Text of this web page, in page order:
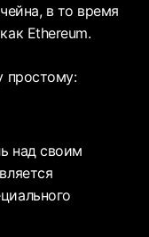
в то время
Ethereum.
простому:
над своим